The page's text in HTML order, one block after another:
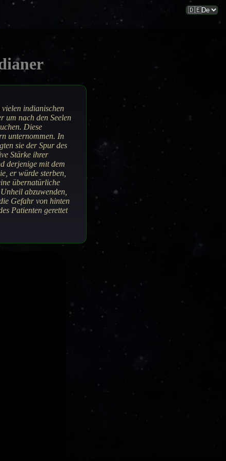
vielen indianischen
um nach den Seelen
Diese
unternommen. In
sie der Spur des
Stärke ihrer
derjenige mit dem
er würde sterben,
übernatürliche
abzuwenden,
Gefahr von hinten
Patienten gerettet